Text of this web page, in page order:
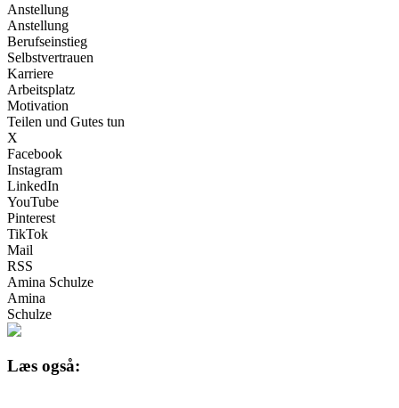
Anstellung
Anstellung
Berufseinstieg
Selbstvertrauen
Karriere
Arbeitsplatz
Motivation
Teilen und Gutes tun
X
Facebook
Instagram
LinkedIn
YouTube
Pinterest
TikTok
Mail
RSS
Amina Schulze
Amina
Schulze
Læs også: